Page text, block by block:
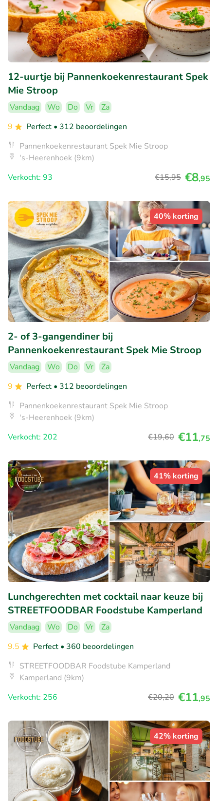
12-uurtje bij Pannenkoekenrestaurant Spek
Mie Stroop
Vandaag Wo Do Vr
Za
9
Perfect • 312 beoordelingen
Pannenkoekenrestaurant Spek Mie Stroop
's-Heerenhoek (9km)
Verkocht: 93
€15,95 €8,95
40% korting
2- of 3-gangendiner bij
Pannenkoekenrestaurant Spek Mie Stroop
Vandaag Wo Do Vr
Za
9
Perfect • 312 beoordelingen
Pannenkoekenrestaurant Spek Mie Stroop
's-Heerenhoek (9km)
Verkocht: 202
€19,60 €11,75
41% korting
Lunchgerechten met cocktail naar keuze bij
STREETFOODBAR Foodstube Kamperland
Vandaag Wo Do Vr
Za
9.5
Perfect • 360 beoordelingen
STREETFOODBAR Foodstube Kamperland
Kamperland (9km)
Verkocht: 256
€20,20 €11,95
42% korting